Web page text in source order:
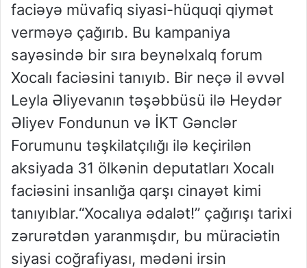
faciəyə müvafiq siyasi-hüquqi qiymət
verməyə çağırıb. Bu kampaniya
sayəsində bir sıra beynəlxalq forum
Xocalı faciəsini tanıyıb. Bir neçə il əvvəl
Leyla Əliyevanın təşəbbüsü ilə Heydər
Əliyev Fondunun və İKT Gənclər
Forumunu təşkilatçılığı ilə keçirilən
aksiyada 31 ölkənin deputatları Xocalı
faciəsini insanlığa qarşı cinayət kimi
tanıyıblar.“Xocalıya ədalət!” çağırışı tarixi
zərurətdən yaranmışdır, bu müraciətin
siyasi coğrafiyası, mədəni irsin